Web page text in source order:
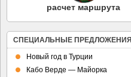
расчет маршрута
СПЕЦИАЛЬНЫЕ ПРЕДЛОЖЕНИЯ
Новый год в Турции
Кабо Верде — Майорка